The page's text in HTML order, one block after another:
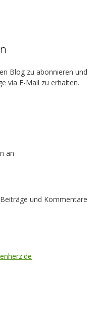
Blog zu abonnieren und
via E-Mail zu erhalten.
an
und Kommentare